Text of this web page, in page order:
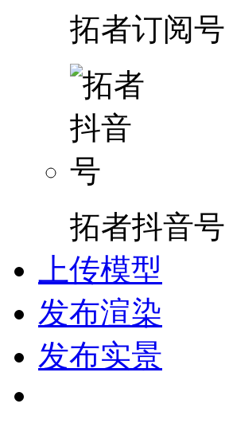
拓者订阅号
拓者抖音号
上传模型
发布渲染
发布实景